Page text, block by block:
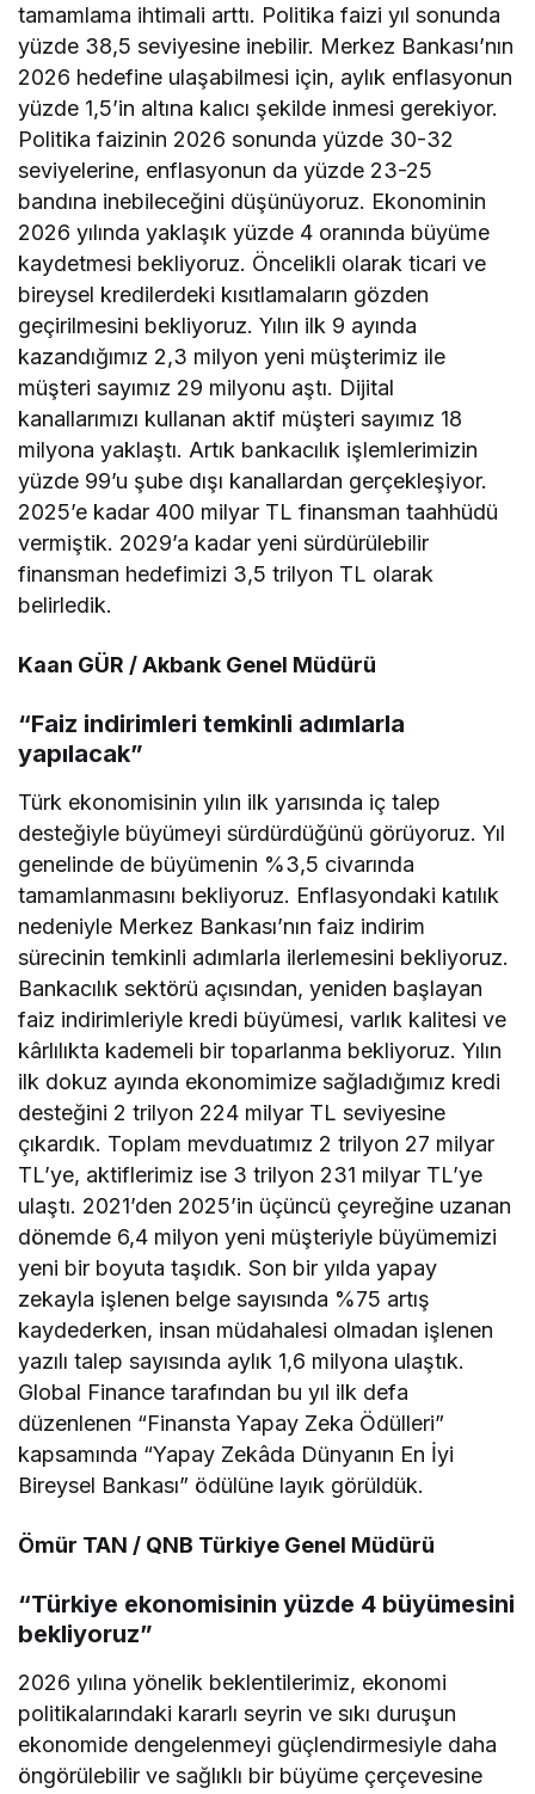
tamamlama ihtimali arttı. Politika faizi yıl sonunda
yüzde 38,5 seviyesine inebilir. Merkez Bankası’nın
2026 hedefine ulaşabilmesi için, aylık enflasyonun
yüzde 1,5’in altına kalıcı şekilde inmesi gerekiyor.
Politika faizinin 2026 sonunda yüzde 30-32
seviyelerine, enflasyonun da yüzde 23-25
bandına inebileceğini düşünüyoruz. Ekonominin
2026 yılında yaklaşık yüzde 4 oranında büyüme
kaydetmesi bekliyoruz. Öncelikli olarak ticari ve
bireysel kredilerdeki kısıtlamaların gözden
geçirilmesini bekliyoruz. Yılın ilk 9 ayında
kazandığımız 2,3 milyon yeni müşterimiz ile
müşteri sayımız 29 milyonu aştı. Dijital
kanallarımızı kullanan aktif müşteri sayımız 18
milyona yaklaştı. Artık bankacılık işlemlerimizin
yüzde 99’u şube dışı kanallardan gerçekleşiyor.
2025’e kadar 400 milyar TL finansman taahhüdü
vermiştik. 2029’a kadar yeni sürdürülebilir
finansman hedefimizi 3,5 trilyon TL olarak
belirledik.
Kaan GÜR / Akbank Genel Müdürü
“Faiz indirimleri temkinli adımlarla
yapılacak”
Türk ekonomisinin yılın ilk yarısında iç talep
desteğiyle büyümeyi sürdürdüğünü görüyoruz. Yıl
genelinde de büyümenin %3,5 civarında
tamamlanmasını bekliyoruz. Enflasyondaki katılık
nedeniyle Merkez Bankası’nın faiz indirim
sürecinin temkinli adımlarla ilerlemesini bekliyoruz.
Bankacılık sektörü açısından, yeniden başlayan
faiz indirimleriyle kredi büyümesi, varlık kalitesi ve
kârlılıkta kademeli bir toparlanma bekliyoruz. Yılın
ilk dokuz ayında ekonomimize sağladığımız kredi
desteğini 2 trilyon 224 milyar TL seviyesine
çıkardık. Toplam mevduatımız 2 trilyon 27 milyar
TL’ye, aktiflerimiz ise 3 trilyon 231 milyar TL’ye
ulaştı. 2021’den 2025’in üçüncü çeyreğine uzanan
dönemde 6,4 milyon yeni müşteriyle büyümemizi
yeni bir boyuta taşıdık. Son bir yılda yapay
zekayla işlenen belge sayısında %75 artış
kaydederken, insan müdahalesi olmadan işlenen
yazılı talep sayısında aylık 1,6 milyona ulaştık.
Global Finance tarafından bu yıl ilk defa
düzenlenen “Finansta Yapay Zeka Ödülleri”
kapsamında “Yapay Zekâda Dünyanın En İyi
Bireysel Bankası” ödülüne layık görüldük.
Ömür TAN / QNB Türkiye Genel Müdürü
“Türkiye ekonomisinin yüzde 4 büyümesini
bekliyoruz”
2026 yılına yönelik beklentilerimiz, ekonomi
politikalarındaki kararlı seyrin ve sıkı duruşun
ekonomide dengelenmeyi güçlendirmesiyle daha
öngörülebilir ve sağlıklı bir büyüme çerçevesine